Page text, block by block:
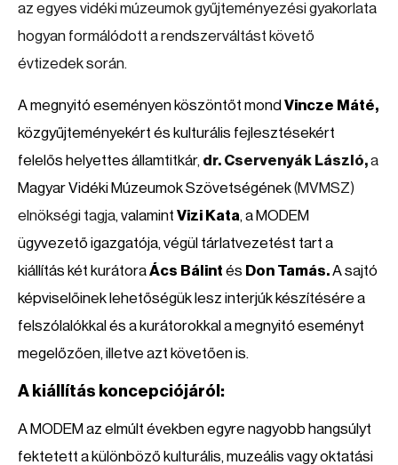
az egyes vidéki múzeumok gyűjteményezési gyakorlata
hogyan formálódott a rendszerváltást követő
évtizedek során.
A megnyitó eseményen köszöntőt mond Vincze Máté,
közgyűjteményekért és kulturális fejlesztésekért
felelős helyettes államtitkár, dr. Cservenyák László,a
Magyar Vidéki Múzeumok Szövetségének(MVMSZ)
elnökségi tagja, valamint Vizi Kata, a MODEM
ügyvezető igazgatója, végül tárlatvezetést tart a
kiállítás két kurátoraÁcs Bálint és Don Tamás.A sajtó
képviselőinek lehetőségük lesz interjúk készítésére a
felszólalókkal és a kurátorokkal a megnyitó eseményt
megelőzően, illetve azt követően is.
A kiállítás koncepciójáról:
A MODEM az elmúlt években egyre nagyobb hangsúlyt
fektetett a különböző kulturális, muzeális vagy oktatási